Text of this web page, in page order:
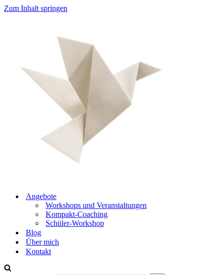
Zum Inhalt springen
Angebote
Workshops und Veranstaltungen
Kompakt-Coaching
Schüler-Workshop
Blog
Über mich
Kontakt